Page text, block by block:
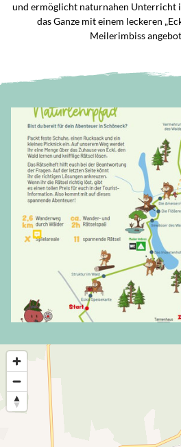
und ermöglicht naturnahen Unterricht
das Ganze mit einem leckeren
Meilerimbiss